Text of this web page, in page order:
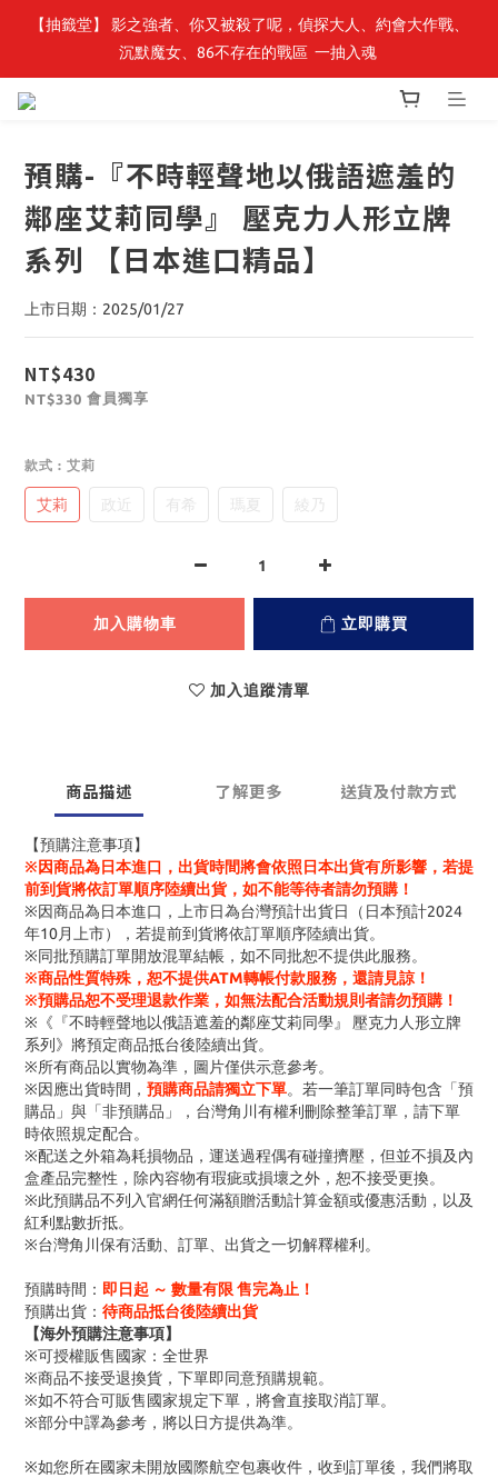
最新開賣🔥「全知讀者視角」 周邊商品
【抽籤堂】 影之強者、你又被殺了呢，偵探大人、約會大作戰、
沉默魔女、86不存在的戰區  一抽入魂
預購-『不時輕聲地以俄語遮羞的
鄰座艾莉同學』 壓克力人形立牌
系列 【日本進口精品】
上市日期：2025/01/27
NT$430
NT$330 會員獨享
款式 : 艾莉
艾莉 政近 有希 瑪夏 綾乃
加入購物車 立即購買
加入追蹤清單
商品描述 了解更多 送貨及付款方式
【預購注意事項】
※因商品為日本進口，出貨時間將會依照日本出貨有所影響，若提
前到貨將依訂單順序陸續出貨，如不能等待者請勿預購！
※因商品為日本進口，上市日為台灣預計出貨日（日本預計2024
年10月上市），若提前到貨將依訂單順序陸續出貨。
※同批預購訂單開放混單結帳，如不同批恕不提供此服務。
※商品性質特殊，恕不提供ATM轉帳付款服務，還請見諒！
※預購品恕不受理退款作業，如無法配合活動規則者請勿預購！
※《『不時輕聲地以俄語遮羞的鄰座艾莉同學』 壓克力人形立牌
系列》將預定商品抵台後陸續出貨。
※所有商品以實物為準，圖片僅供示意參考。
※因應出貨時間， 預購商品請獨立下單。若一筆訂單同時包含「預
購品」與「非預購品」，台灣角川有權利刪除整筆訂單，請下單
時依照規定配合。
※配送之外箱為耗損物品，運送過程偶有碰撞擠壓，但並不損及內
盒產品完整性，除內容物有瑕疵或損壞之外，恕不接受更換。
※此預購品不列入官網任何滿額贈活動計算金額或優惠活動，以及
紅利點數折抵。
※台灣角川保有活動、訂單、出貨之一切解釋權利。
預購時間： 即日起 ～ 數量有限 售完為止！
預購出貨： 待商品抵台後陸續出貨
【海外預購注意事項】
※可授權販售國家：全世界
※商品不接受退換貨，下單即同意預購規範。
※如不符合可販售國家規定下單，將會直接取消訂單。
※部分中譯為參考，將以日方提供為準。
※如您所在國家未開放國際航空包裹收件，收到訂單後，我們將取